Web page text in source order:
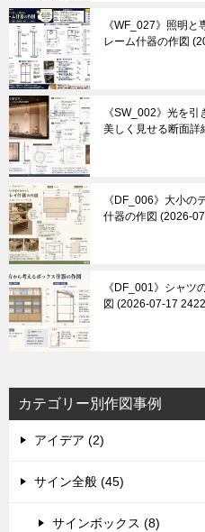
《WF_027》照明
レーム什器の作図
《SW_002》光を
美しく見せる断面詳
《DF_006》大小の
什器の作図
2026-
《DF_001》シャツ
図
2026-07-17
カテゴリー別作図事例
アイデア (2)
サイン全般 (45)
サインボックス (8)